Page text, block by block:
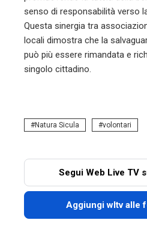
senso di responsabilità verso
Questa sinergia tra
locali dimostra che la
può più essere rimandata e
singolo cittadino.
Natura Sicula volontari
Segui Web Live TV
Aggiungi wltv alle